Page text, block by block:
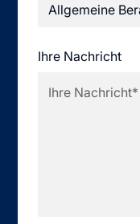
Ihre Nachricht